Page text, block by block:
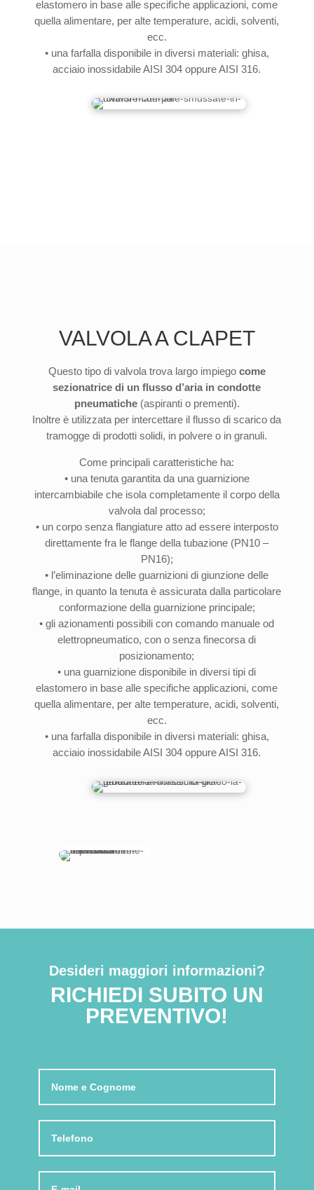
elastomero in base alle specifiche applicazioni, come
quella alimentare, per alte temperature, acidi, solventi,
ecc.
• una farfalla disponibile in diversi materiali: ghisa,
acciaio inossidabile AISI 304 oppure AISI 316.
VALVOLA A CLAPET
Questo tipo di valvola trova largo impiego come
sezionatrice di un flusso d’aria in condotte
pneumatiche(aspiranti o prementi).
Inoltre è utilizzata per intercettare il flusso di scarico da
tramogge di prodotti solidi, in polvere o in granuli.
Come principali caratteristiche ha:
• una tenuta garantita da una guarnizione
intercambiabile che isola completamente il corpo della
valvola dal processo;
• un corpo senza flangiature atto ad essere interposto
direttamente fra le flange della tubazione (PN10 –
PN16);
• l’eliminazione delle guarnizioni di giunzione delle
flange, in quanto la tenuta è assicurata dalla particolare
conformazione della guarnizione principale;
• gli azionamenti possibili con comando manuale od
elettropneumatico, con o senza finecorsa di
posizionamento;
• una guarnizione disponibile in diversi tipi di
elastomero in base alle specifiche applicazioni, come
quella alimentare, per alte temperature, acidi, solventi,
ecc.
• una farfalla disponibile in diversi materiali: ghisa,
acciaio inossidabile AISI 304 oppure AISI 316.
Desideri maggiori informazioni?
RICHIEDI SUBITO UN
PREVENTIVO!